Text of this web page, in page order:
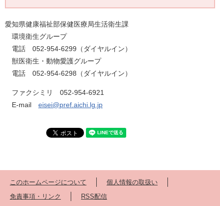
愛知県健康福祉部保健医療局生活衛生課
環境衛生グループ
電話 052-954-6299（ダイヤルイン）
獣医衛生・動物愛護グループ
電話 052-954-6298（ダイヤルイン）
ファクシミリ 052-954-6921
E-mail eisei@pref.aichi.lg.jp
このホームページについて
個人情報の取扱い
免責事項・リンク
RSS配信